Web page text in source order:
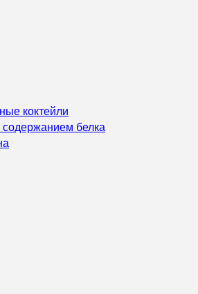
коктейли
белка